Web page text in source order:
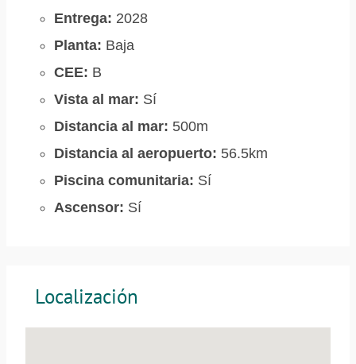
Entrega: 2028
Planta: Baja
CEE: B
Vista al mar: Sí
Distancia al mar: 500m
Distancia al aeropuerto: 56.5km
Piscina comunitaria: Sí
Ascensor: Sí
Localización